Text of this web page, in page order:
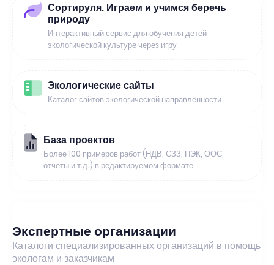
Сортируля. Играем и учимся беречь
природу
Интерактивный сервис для обучения детей
экологической культуре через игру
Экологические сайты
Каталог сайтов экологической направленности
База проектов
Более 100 примеров работ (НДВ, СЗЗ, ПЭК, ООС,
отчёты и т.д.) в редактируемом формате
Экспертные организации
Каталоги специализированных организаций в помощь
экологам и заказчикам